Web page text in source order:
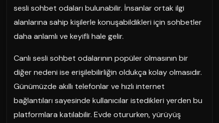
sesli sohbet odaları bulunabilir. İnsanlar ortak ilgi
alanlarına sahip kişilerle konuşabildikleri için sohbetler
daha anlamlı ve keyifli hale gelir.
Canlı sesli sohbet odalarının popüler olmasının bir
diğer nedeni ise erişilebilirliğin oldukça kolay olmasıdır.
Günümüzde akıllı telefonlar ve hızlı internet
bağlantıları sayesinde kullanıcılar istedikleri yerden bu
platformlara katılabilir. Evde otururken, yürüyüş